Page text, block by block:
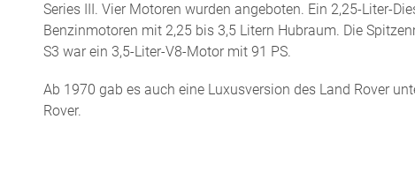
Series III. Vier Motoren wurden angeboten. Ein 2,25-Liter-
Benzinmotoren mit 2,25 bis 3,5 Litern Hubraum. Die
S3 war ein 3,5-Liter-V8-Motor mit 91 PS.
Ab 1970 gab es auch eine Luxusversion des Land Rover
Rover.